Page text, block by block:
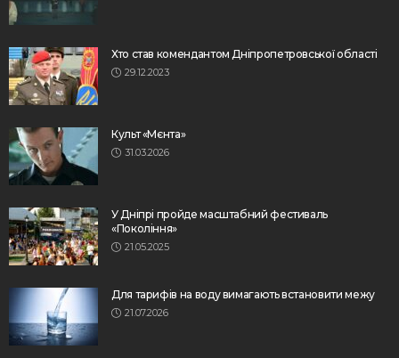
Хто став комендантом Дніпропетровської області
29.12.2023
Культ «Мєнта»
31.03.2026
У Дніпрі пройде масштабний фестиваль
«Покоління»
21.05.2025
Для тарифів на воду вимагають встановити межу
21.07.2026